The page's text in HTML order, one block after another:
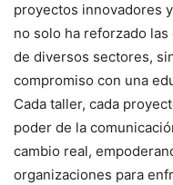
proyectos innovadores
no solo ha reforzado
de diversos sectores,
compromiso con una
Cada taller, cada
poder de la
cambio real,
organizaciones para